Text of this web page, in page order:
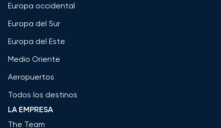
Europa occidental
Europa del Sur
Europa del Este
Medio Oriente
Aeropuertos
Todos los destinos
LA EMPRESA
The Team